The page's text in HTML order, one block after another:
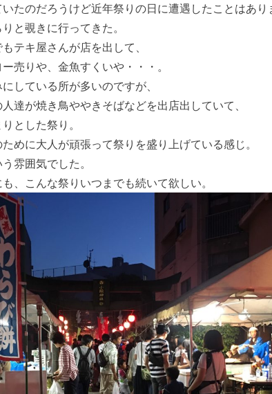
たのだろうけど近年祭りの日に遭遇したことはあり
と覗きに行ってきた。
テキ屋さんが店を出して、
売りや、金魚すくいや・・・。
している所が多いのですが、
達が焼き鳥ややきそばなどを出店出していて、
とした祭り。
めに大人が頑張って祭りを盛り上げている感じ。
雰囲気でした。
、こんな祭りいつまでも続いて欲しい。